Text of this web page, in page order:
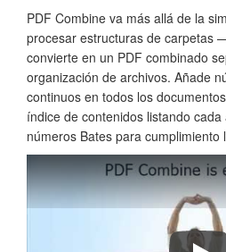
PDF Combine va más allá de la
procesar estructuras de carpetas
convierte en un PDF combinado
organización de archivos. Añade
continuos en todos los
índice de contenidos listando
números Bates para cumplimiento